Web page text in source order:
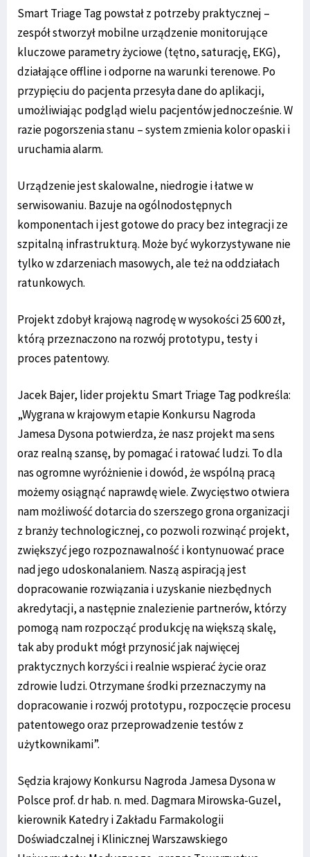
Smart Triage Tag powstał z potrzeby praktycznej –
zespół stworzył mobilne urządzenie monitorujące
kluczowe parametry życiowe (tętno, saturację, EKG),
działające offline i odporne na warunki terenowe. Po
przypięciu do pacjenta przesyła dane do aplikacji,
umożliwiając podgląd wielu pacjentów jednocześnie. W
razie pogorszenia stanu – system zmienia kolor opaski i
uruchamia alarm.
Urządzenie jest skalowalne, niedrogie i łatwe w
serwisowaniu. Bazuje na ogólnodostępnych
komponentach i jest gotowe do pracy bez integracji ze
szpitalną infrastrukturą. Może być wykorzystywane nie
tylko w zdarzeniach masowych, ale też na oddziałach
ratunkowych.
Projekt zdobył krajową nagrodę w wysokości 25 600 zł,
którą przeznaczono na rozwój prototypu, testy i
proces patentowy.
Jacek Bajer, lider projektu Smart Triage Tag podkreśla:
„Wygrana w krajowym etapie Konkursu Nagroda
Jamesa Dysona potwierdza, że nasz projekt ma sens
oraz realną szansę, by pomagać i ratować ludzi. To dla
nas ogromne wyróżnienie i dowód, że wspólną pracą
możemy osiągnąć naprawdę wiele. Zwycięstwo otwiera
nam możliwość dotarcia do szerszego grona organizacji
z branży technologicznej, co pozwoli rozwinąć projekt,
zwiększyć jego rozpoznawalność i kontynuować prace
nad jego udoskonalaniem. Naszą aspiracją jest
dopracowanie rozwiązania i uzyskanie niezbędnych
akredytacji, a następnie znalezienie partnerów, którzy
pomogą nam rozpocząć produkcję na większą skalę,
tak aby produkt mógł przynosić jak najwięcej
praktycznych korzyści i realnie wspierać życie oraz
zdrowie ludzi. Otrzymane środki przeznaczymy na
dopracowanie i rozwój prototypu, rozpoczęcie procesu
patentowego oraz przeprowadzenie testów z
użytkownikami”.
Sędzia krajowy Konkursu Nagroda Jamesa Dysona w
Polsce prof. dr hab. n. med. Dagmara Mirowska-Guzel,
kierownik Katedry i Zakładu Farmakologii
Doświadczalnej i Klinicznej Warszawskiego